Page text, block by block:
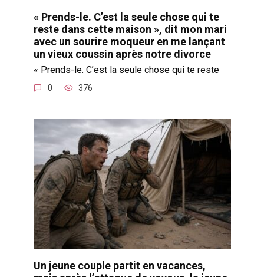
« Prends-le. C’est la seule chose qui te
reste dans cette maison », dit mon mari
avec un sourire moqueur en me lançant
un vieux coussin après notre divorce
« Prends-le. C’est la seule chose qui te reste
0 376
Un jeune couple partit en vacances,